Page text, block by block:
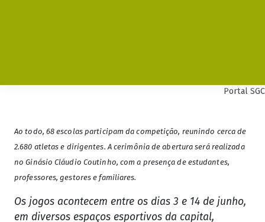
Portal SGC
Ao todo, 68 escolas participam da competição, reunindo cerca de
2.680 atletas e dirigentes. A cerimônia de abertura será realizada
no Ginásio Cláudio Coutinho, com a presença de estudantes,
professores, gestores e familiares.
Os jogos acontecem entre os dias 3 e 14 de junho,
em diversos espaços esportivos da capital,